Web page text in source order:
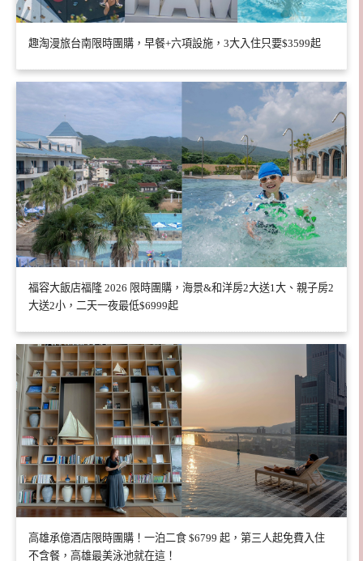
趣淘漫旅台南限時團購，早餐+六項設施，3大入住只要$3599起
福容大飯店福隆 2026 限時團購，海景&和洋房2大送1大、親子房2
大送2小，二天一夜最低$6999起
高雄承億酒店限時團購！一泊二食 $6799 起，第三人起免費入住
不含餐，高雄最美泳池就在這！